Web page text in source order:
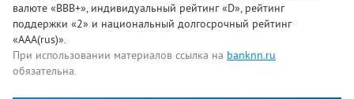
валюте «BBB+», индивидуальный рейтинг «D», рейтинг
поддержки «2» и национальный долгосрочный рейтинг
«AAA(rus)».
При использовании материалов ссылка на banknn.ru
обязательна.